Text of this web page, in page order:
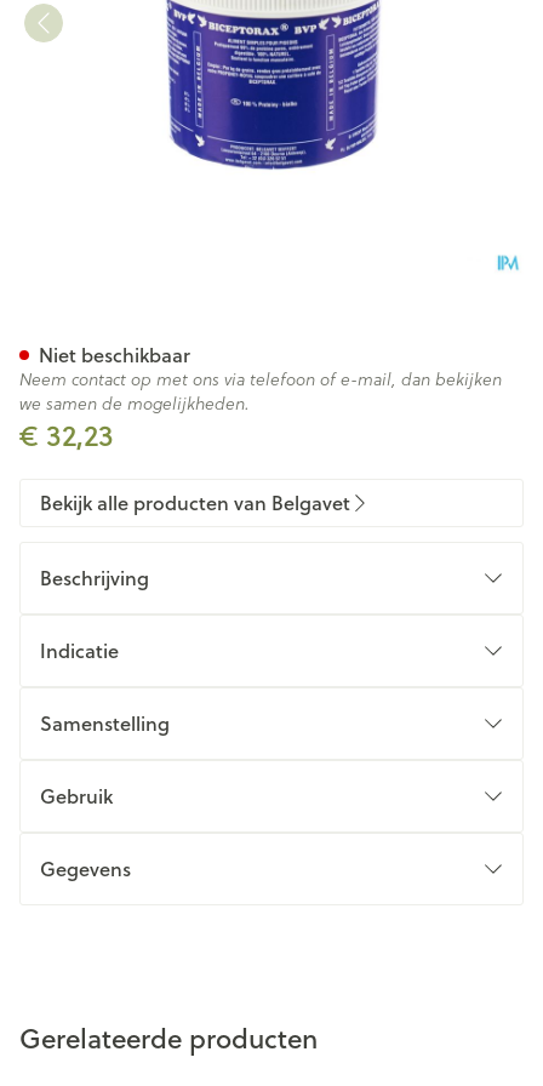
€ 32,23
Niet beschikbaar
Neem contact op met ons via telefoon of e-mail, dan bekijken
we samen de mogelijkheden.
Bekijk alle producten van Belgavet
Beschrijving
Indicatie
Samenstelling
Gebruik
Gegevens
Gerelateerde producten